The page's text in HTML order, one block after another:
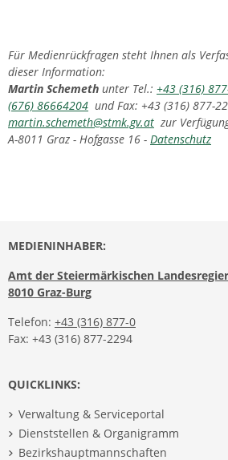
Für Medienrückfragen steht Ihnen als
dieser Information:
Martin Schemeth unter Tel.: +43 (316)
(676) 86664204 und Fax: +43 (316) 877-
martin.schemeth@stmk.gv.at zur
A-8011 Graz - Hofgasse 16 - Datenschutz
MEDIENINHABER:
Amt der Steiermärkischen
8010 Graz-Burg
Telefon: +43 (316) 877-0
Fax: +43 (316) 877-2294
QUICKLINKS:
Verwaltung & Serviceportal
Dienststellen & Organigramm
Bezirkshauptmannschaften